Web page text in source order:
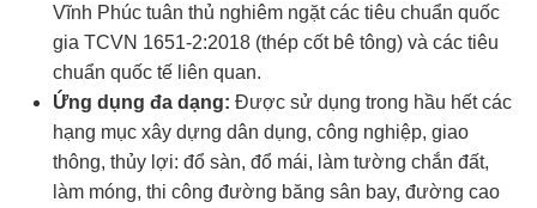
Vĩnh Phúc tuân thủ nghiêm ngặt các tiêu chuẩn quốc
gia TCVN 1651-2:2018 (thép cốt bê tông) và các tiêu
chuẩn quốc tế liên quan.
Ứng dụng đa dạng: Được sử dụng trong hầu hết các
hạng mục xây dựng dân dụng, công nghiệp, giao
thông, thủy lợi: đổ sàn, đổ mái, làm tường chắn đất,
làm móng, thi công đường băng sân bay, đường cao